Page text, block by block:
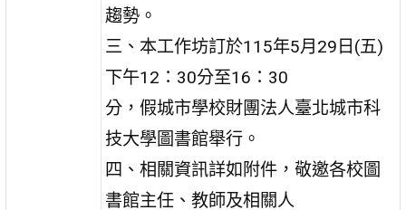
趨勢。
三、本工作坊訂於115年5月29日(五)
下午12：30分至16：30
分，假城市學校財團法人臺北城市科
技大學圖書館舉行。
四、相關資訊詳如附件，敬邀各校圖
書館主任、教師及相關人